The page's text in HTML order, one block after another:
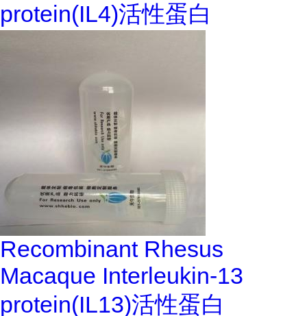
protein(IL4)活性蛋白
Recombinant Rhesus
Macaque Interleukin-13
protein(IL13)活性蛋白